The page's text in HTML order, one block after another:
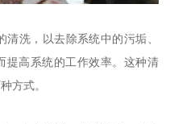
洗，以去除系统中的污垢、
提高系统的工作效率。这种清
方式。‌